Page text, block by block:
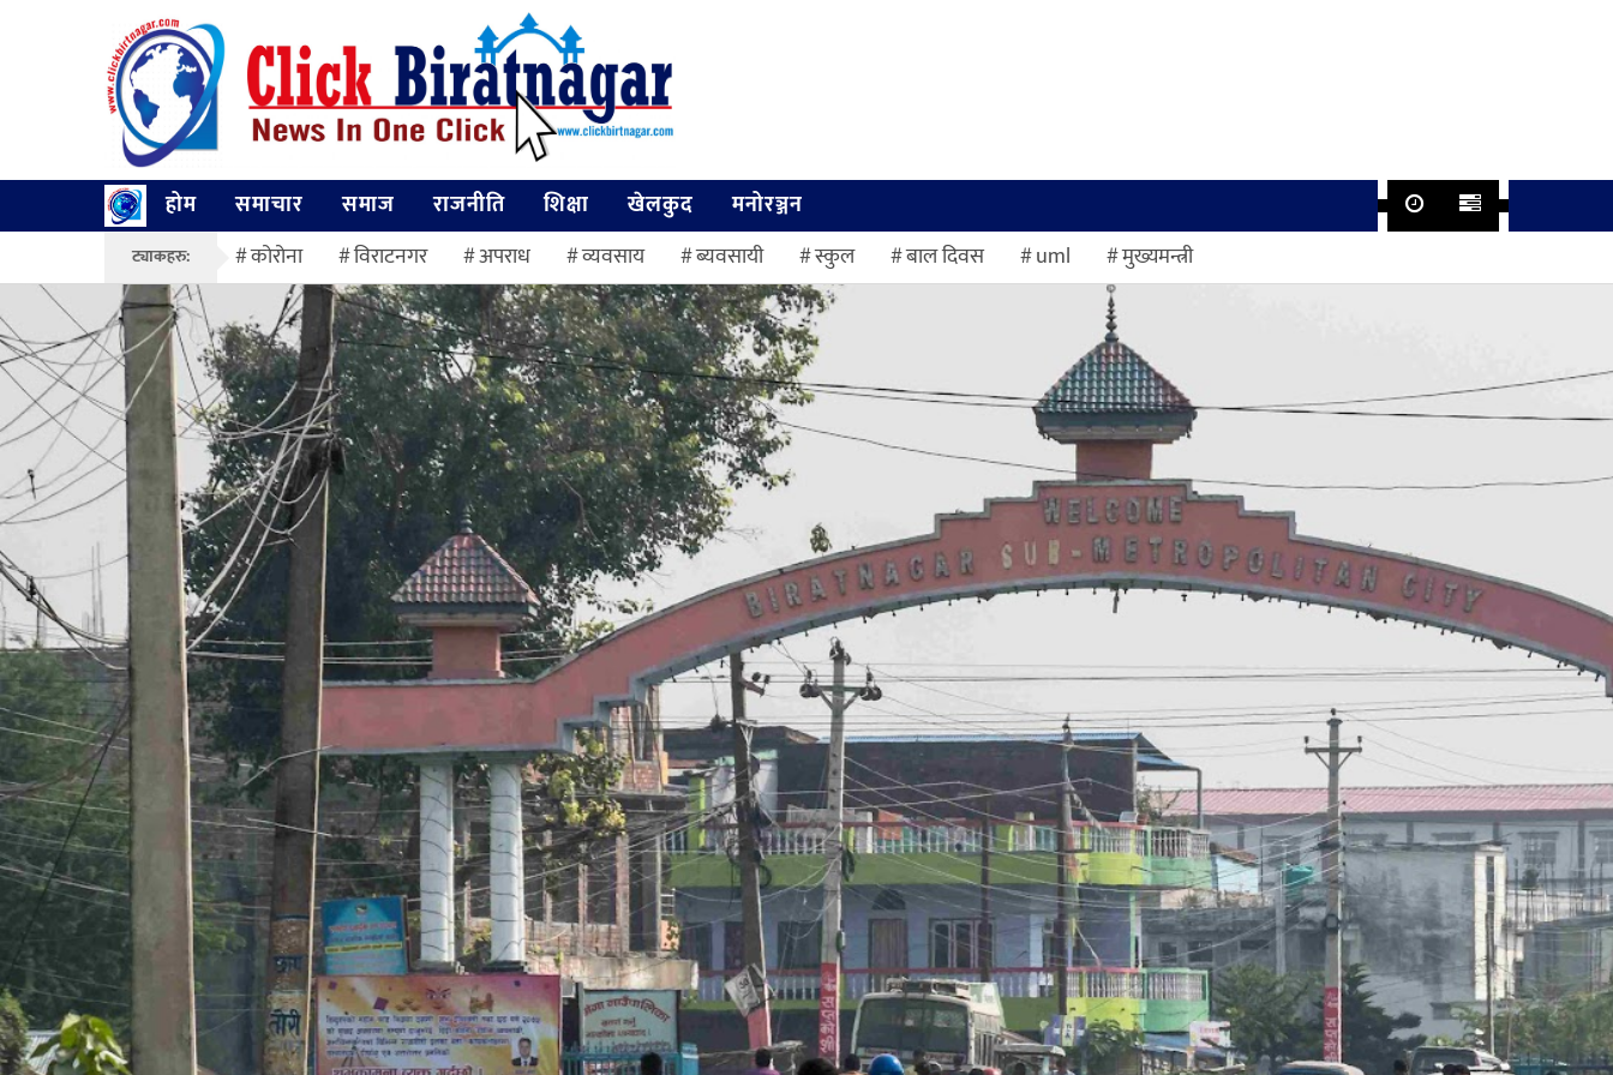
होम समाचार समाज राजनीति शिक्षा खेलकुद मनोरञ्जन
ट्याकहरु: कोरोना विराटनगर अपराध व्यवसाय ब्यवसायी स्कुल बाल दिवस uml मुख्यमन्त्री